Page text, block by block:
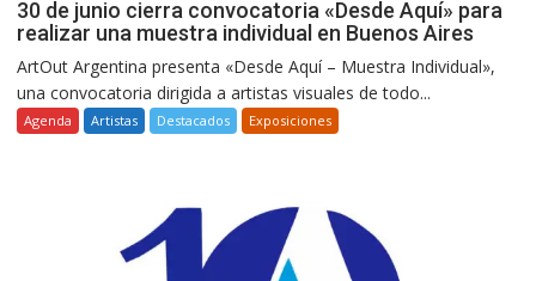
30 de junio cierra convocatoria «Desde Aquí» para
realizar una muestra individual en Buenos Aires
ArtOut Argentina presenta «Desde Aquí – Muestra Individual»,
una convocatoria dirigida a artistas visuales de todo...
Agenda Artistas Destacados Exposiciones